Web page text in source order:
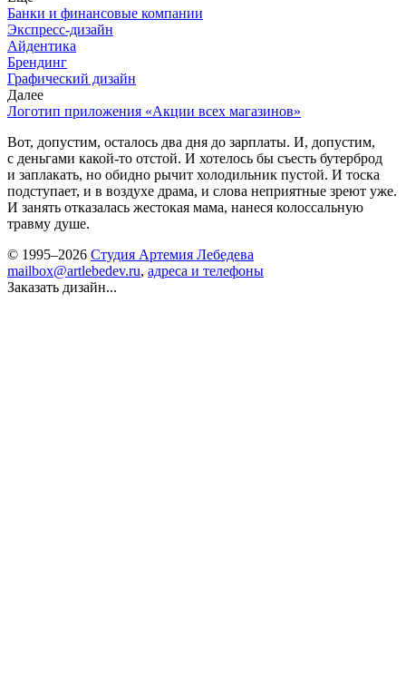
Банки и финансовые компании
Экспресс-дизайн
Айдентика
Брендинг
Графический дизайн
Далее
Логотип приложения «Акции всех магазинов»
Вот, допустим, осталось два дня до зарплаты. И, допустим,
с деньгами какой-то отстой. И хотелось бы съесть бутерброд
и заплакать, но обидно рычит холодильник пустой. И тоска
подступает, и в воздухе драма, и слова неприятные зреют уже.
И занять отказалась жестокая мама, нанеся колоссальную
травму душе.
© 1995–2026 Студия Артемия Лебедева
mailbox@artlebedev.ru, адреса и телефоны
Заказать дизайн...